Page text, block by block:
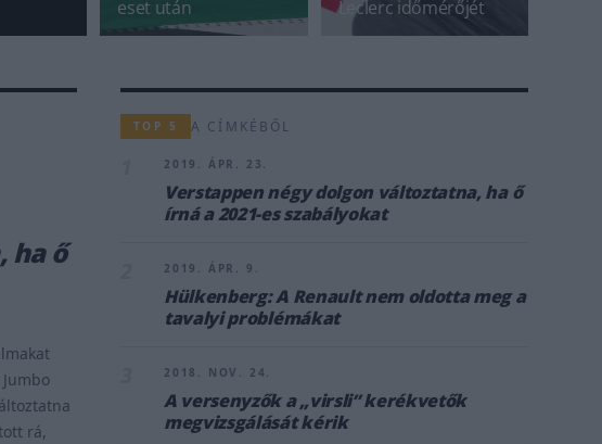
eset után Leclerc időmérőjét
ha ő
rá,
TOP 5 A CÍMKÉBŐL
2019. ÁPR. 23.
Verstappen négy dolgon változtatna, ha ő
írná a 2021-es szabályokat
2019. ÁPR. 9.
Hülkenberg: A Renault nem oldotta meg a
tavalyi problémákat
2018. NOV. 24.
A versenyzők a „virsli” kerékvetők
megvizsgálását kérik